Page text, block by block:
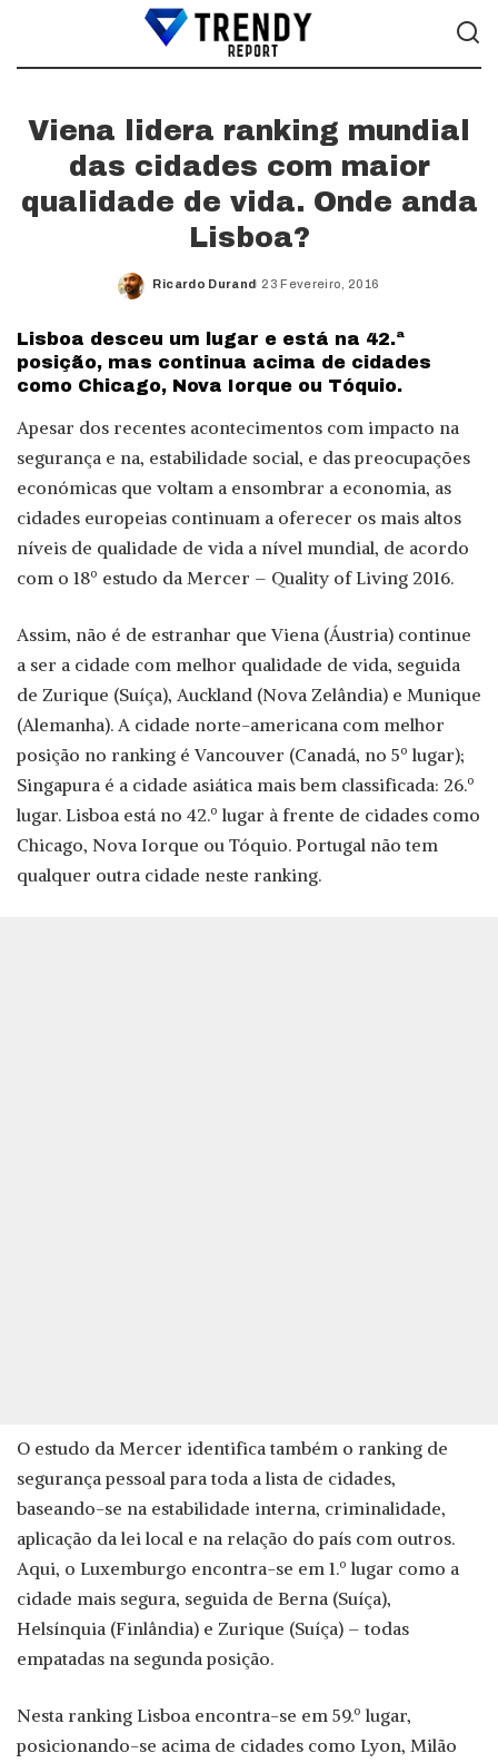
Viena lidera ranking mundial
das cidades com maior
qualidade de vida. Onde anda
Lisboa?
Posted
Ricardo Durand 23 Fevereiro, 2016
Lisboa desceu um lugar e está na 42.ª
posição, mas continua acima de cidades
como Chicago, Nova Iorque ou Tóquio.
Apesar dos recentes acontecimentos com impacto na
segurança e na, estabilidade social, e das preocupações
económicas que voltam a ensombrar a economia, as
cidades europeias continuam a oferecer os mais altos
níveis de qualidade de vida a nível mundial, de acordo
com o 18º estudo da Mercer – Quality of Living 2016.
Assim, não é de estranhar que Viena (Áustria) continue
a ser a cidade com melhor qualidade de vida, seguida
de Zurique (Suíça), Auckland (Nova Zelândia) e Munique
(Alemanha). A cidade norte-americana com melhor
posição no ranking é Vancouver (Canadá, no 5º lugar);
Singapura é a cidade asiática mais bem classificada: 26.º
lugar. Lisboa está no 42.º lugar à frente de cidades como
Chicago, Nova Iorque ou Tóquio. Portugal não tem
qualquer outra cidade neste ranking.
O estudo da Mercer identifica também o ranking de
segurança pessoal para toda a lista de cidades,
baseando-se na estabilidade interna, criminalidade,
aplicação da lei local e na relação do país com outros.
Aqui, o Luxemburgo encontra-se em 1.º lugar como a
cidade mais segura, seguida de Berna (Suíça),
Helsínquia (Finlândia) e Zurique (Suíça) – todas
empatadas na segunda posição.
Nesta ranking Lisboa encontra-se em 59.º lugar,
posicionando-se acima de cidades como Lyon, Milão